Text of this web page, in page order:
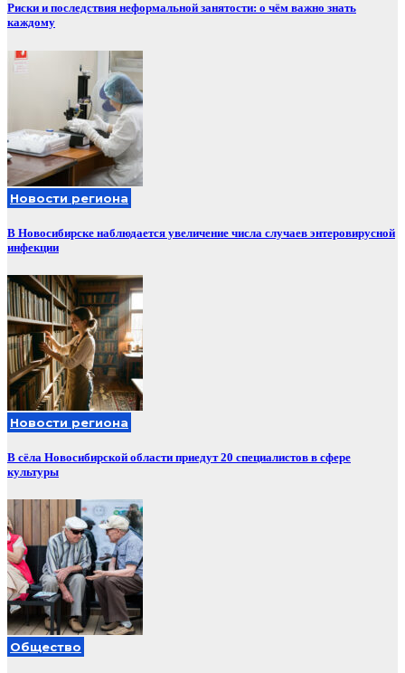
Риски и последствия неформальной занятости: о чём важно знать
каждому
Новости региона
В Новосибирске наблюдается увеличение числа случаев энтеровирусной
инфекции
Новости региона
В сёла Новосибирской области приедут 20 специалистов в сфере
культуры
Общество